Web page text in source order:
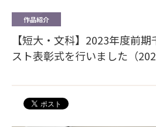
作品紹介
【短大・文科】2023年度前
スト表彰式を行いました（